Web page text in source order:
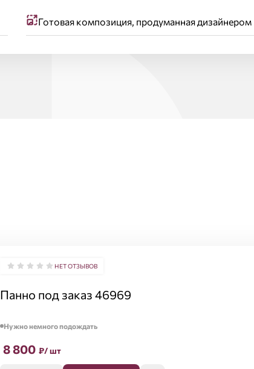
Готовая композиция, продуманная дизайнером
НЕТ ОТЗЫВОВ
Панно под заказ 46969
Нужно немного подождать
8 800 ₽/ шт